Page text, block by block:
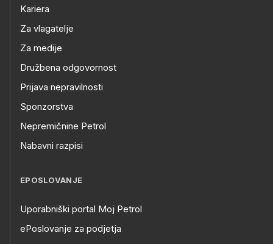
Kariera
Za vlagatelje
Za medije
Družbena odgovornost
Prijava nepravilnosti
Sponzorstva
Nepremičnine Petrol
Nabavni razpisi
EPOSLOVANJE
Uporabniški portal Moj Petrol
ePoslovanje za podjetja